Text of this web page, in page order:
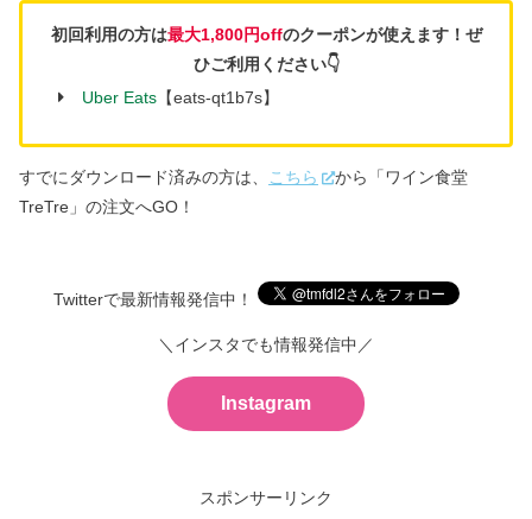
初回利用の方は最大1,800円offのクーポンが使えます！ぜ
ひご利用ください👇
Uber Eats【eats-qt1b7s】
すでにダウンロード済みの方は、 こちら
から「ワイン食堂
TreTre」の注文へGO！
Twitterで最新情報発信中！
＼インスタでも情報発信中／
Instagram
スポンサーリンク